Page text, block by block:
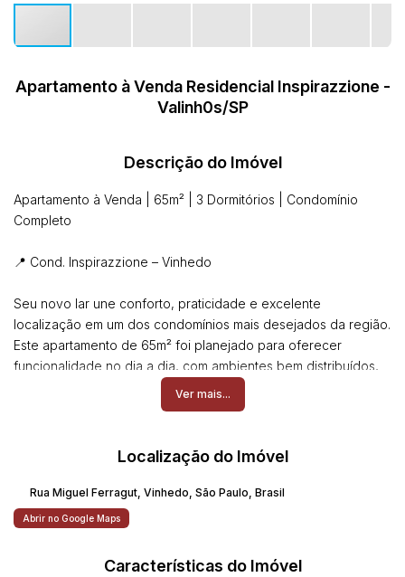
Apartamento à Venda Residencial Inspirazzione -
Valinh0s/SP
Descrição do Imóvel
Apartamento à Venda | 65m² | 3 Dormitórios | Condomínio
Completo
📍 Cond. Inspirazzione – Vinhedo
Seu novo lar une conforto, praticidade e excelente
localização em um dos condomínios mais desejados da região.
Este apartamento de 65m² foi planejado para oferecer
funcionalidade no dia a dia, com ambientes bem distribuídos,
ótima iluminação natural e acabamentos que tornam a rotina
mais prática e aconchegante.
🏡 Detalhes do Imóvel
•3 dormitórios, sendo 1 suíte com armário planejado
•Sala confortável e climatizada com ar-condicionado
•Suíte com ar-condicionado instalado
•Cozinha moderna com móveis planejados
•Fechadura eletrônica na entrada
Ver mais...
Localização do Imóvel
Rua Miguel Ferragut, Vinhedo, São Paulo, Brasil
Abrir no Google Maps
Características do Imóvel